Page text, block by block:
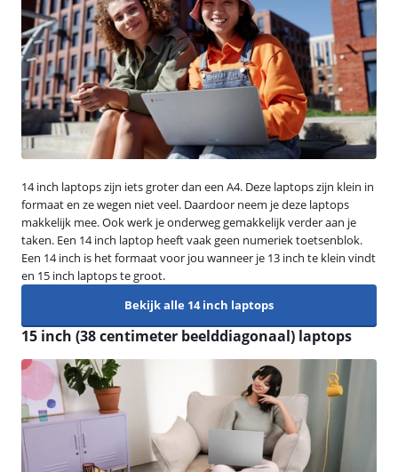
14 inch laptops zijn iets groter dan een A4. Deze laptops zijn klein in
formaat en ze wegen niet veel. Daardoor neem je deze laptops
makkelijk mee. Ook werk je onderweg gemakkelijk verder aan je
taken. Een 14 inch laptop heeft vaak geen numeriek toetsenblok.
Een 14 inch is het formaat voor jou wanneer je 13 inch te klein vindt
en 15 inch laptops te groot.
Bekijk alle 14 inch laptops
15 inch (38 centimeter beelddiagonaal) laptops